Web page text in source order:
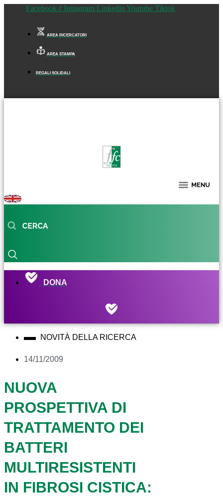
Facebook-f Instagram Linkedin Youtube Tiktok
AREA RICERCATORI
AREA STAMPA
REGALI SOLIDALI
DONA
NOVITÀ DELLA RICERCA
14/11/2009
NUOVA
PROSPETTIVA DI
TRATTAMENTO DEI
BATTERI
MULTIRESISTENTI
IN FIBROSI CISTICA: